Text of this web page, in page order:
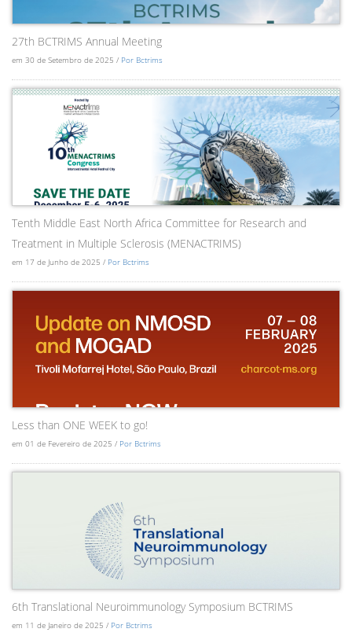
27th BCTRIMS Annual Meeting
em 30 de Setembro de 2025 / Por Bctrims
Tenth Middle East North Africa Committee for Research and
Treatment in Multiple Sclerosis (MENACTRIMS)
em 17 de Junho de 2025 / Por Bctrims
Less than ONE WEEK to go!
em 01 de Fevereiro de 2025 / Por Bctrims
6th Translational Neuroimmunology Symposium BCTRIMS
em 11 de Janeiro de 2025 / Por Bctrims